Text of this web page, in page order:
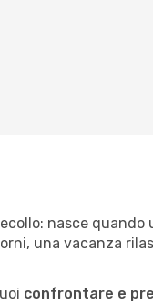
nasce
una vacanza
confrontare e